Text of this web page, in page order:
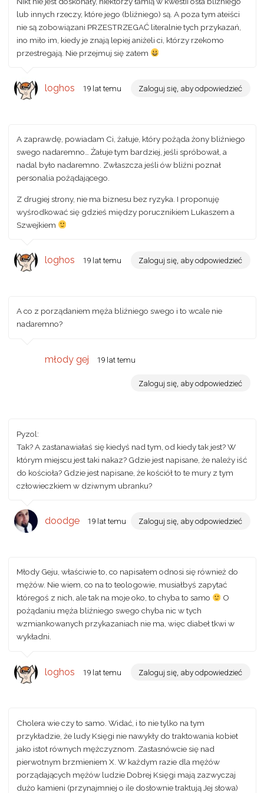
lub innych rzeczy, które jego (bliźniego) są. A poza tym ateiści
nie są zobowiązani PRZESTRZEGAĆ literalnie tych przykazań,
ino miło im, kiedy je znają lepiej aniżeli ci, którzy rzekomo
przestregają. Nie przejmuj się zatem
loghos 19 lat temu Zaloguj się, aby odpowiedzieć
A zaprawdę, powiadam Ci, żałuje, który pożąda żony bliźniego
swego nadaremno… Żałuje tym bardziej, jeśli spróbował, a
nadal było nadaremno. Zwłaszcza jeśli ów bliźni poznał
personalia pożądającego.
Z drugiej strony, nie ma biznesu bez ryzyka. I proponuję
wyśrodkować się gdzieś między porucznikiem Lukaszem a
Szwejkiem
loghos 19 lat temu Zaloguj się, aby odpowiedzieć
A co z porządaniem męża bliźniego swego i to wcale nie
nadaremno?
młody gej 19 lat temu
Zaloguj się, aby odpowiedzieć
Pyzol:
Tak? A zastanawiałaś się kiedyś nad tym, od kiedy tak jest? W
którym miejscu jest taki nakaz? Gdzie jest napisane, że należy iść
do kościoła? Gdzie jest napisane, że kościół to te mury z tym
człowieczkiem w dziwnym ubranku?
doodge 19 lat temu Zaloguj się, aby odpowiedzieć
Młody Geju, właściwie to, co napisałem odnosi się również do
mężów. Nie wiem, co na to teologowie, musiałbyś zapytać
któregoś z nich, ale tak na moje oko, to chyba to samo
O
pożądaniu męża bliźniego swego chyba nic w tych
wzmiankowanych przykazaniach nie ma, więc diabeł tkwi w
wykładni.
loghos 19 lat temu Zaloguj się, aby odpowiedzieć
Cholera wie czy to samo. Widać, i to nie tylko na tym
przykładzie, że ludy Księgi nie nawykły do traktowania kobiet
jako istot równych mężczyznom. Zastasnówcie się nad
pierwotnym brzmieniem X. W każdym razie dla mężów
porządających mężów ludzie Dobrej Księgi mają zazwyczaj
dużo kamieni (przynajmniej o ile dosłownie traktują Jej słowa)